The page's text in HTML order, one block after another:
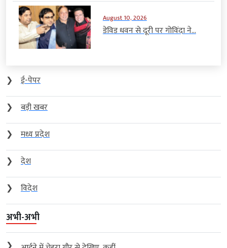
August 10, 2026
डेविड धवन से दूरी पर गोविंदा ने...
❯
ई-पेपर
❯
बड़ी खबर
❯
मध्य प्रदेश
❯
देश
❯
विदेश
अभी-अभी